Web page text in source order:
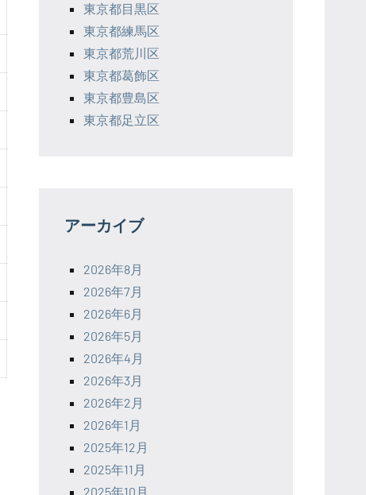
東京都目黒区
東京都練馬区
東京都荒川区
東京都葛飾区
東京都豊島区
東京都足立区
アーカイブ
2026年8月
2026年7月
2026年6月
2026年5月
2026年4月
2026年3月
2026年2月
2026年1月
2025年12月
2025年11月
2025年10月